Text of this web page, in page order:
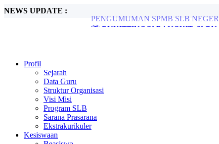
NEWS UPDATE :
🏆 BUKITTINGGI BANGKIT,
Profil
Sejarah
Data Guru
Struktur Organisasi
Visi Misi
Program SLB
Sarana Prasarana
Ekstrakurikuler
Kesiswaan